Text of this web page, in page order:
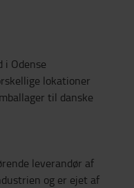
i Odense
lokationer
til danske
leverandør af
og er ejet af